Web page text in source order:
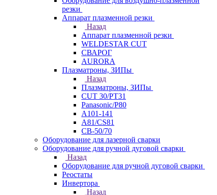
резки
Аппарат плазменной резки
Назад
Аппарат плазменной резки
WELDESTAR CUT
СВАРОГ
AURORA
Плазматроны, ЗИПы
Назад
Плазматроны, ЗИПы
CUT 30/PT31
Panasonic/P80
А101-141
А81/CS81
СВ-50/70
Оборудование для лазерной сварки
Оборудование для ручной дуговой сварки
Назад
Оборудование для ручной дуговой сварки
Реостаты
Инвертора
Назад